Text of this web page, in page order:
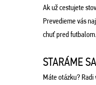
Ak už cestujete
Prevedieme vás
chuť pred futbalom.
STARÁME
Máte otázku?